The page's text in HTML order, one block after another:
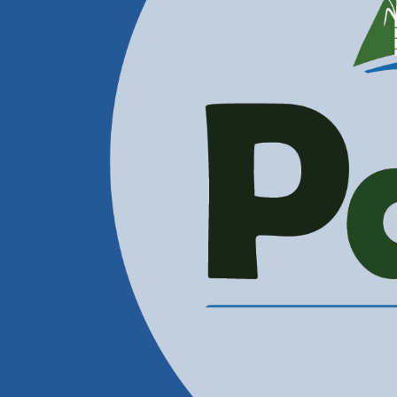
Correos Electrónicos